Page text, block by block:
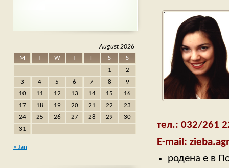
тел.: 032/261
E-mail:
родена е в
August 2026
M
T W T F S
S
1
2
3
4 5 6 7 8
9
10
11 12 13 14 15
16
17
18 19 20 21 22
23
24
25 26 27 28 29
30
31
« Jan